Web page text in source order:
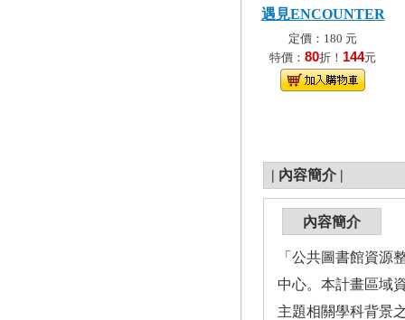
遇見ENCOUNTER
定價：180 元
特價： 80折！ 144元
| 內容簡介 |
內容簡介
「公共圖書館資源
中心。本計畫區域
主題相關學科背景